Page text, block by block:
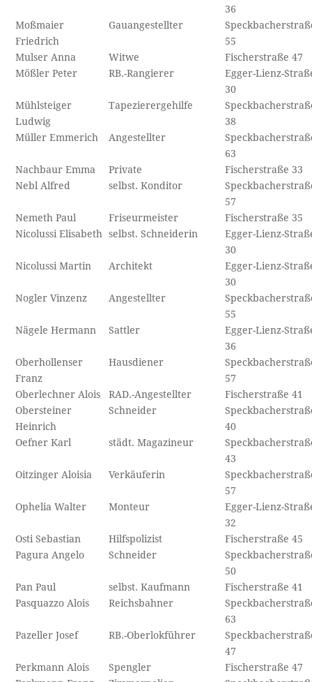
36
Moßmaier
Friedrich
Gauangestellter
55
Mulser Anna
Witwe
Fischerstraße 47
Mößler Peter
RB.-Rangierer
Egger-Lienz-
30
Mühlsteiger
Ludwig
Tapezierergehilfe
38
Müller Emmerich
Angestellter
63
Nachbaur Emma
Private
Fischerstraße 33
Nebl Alfred
selbst. Konditor
57
Nemeth Paul
Friseurmeister
Fischerstraße 35
Nicolussi Elisabeth
selbst. Schneiderin
Egger-Lienz-
30
Nicolussi Martin
Architekt
Egger-Lienz-
30
Nogler Vinzenz
Angestellter
55
Nägele Hermann
Sattler
Egger-Lienz-
36
Oberhollenser
Franz
Hausdiener
57
Oberlechner Alois
RAD.-Angestellter
Fischerstraße 41
Obersteiner
Heinrich
Schneider
40
Oefner Karl
städt. Magazineur
43
Oitzinger Aloisia
Verkäuferin
57
Ophelia Walter
Monteur
Egger-Lienz-
32
Osti Sebastian
Hilfspolizist
Fischerstraße 45
Pagura Angelo
Schneider
50
Pan Paul
selbst. Kaufmann
Fischerstraße 41
Pasquazzo Alois
Reichsbahner
63
Pazeller Josef
RB.-Oberlokführer
47
Perkmann Alois
Spengler
Fischerstraße 47